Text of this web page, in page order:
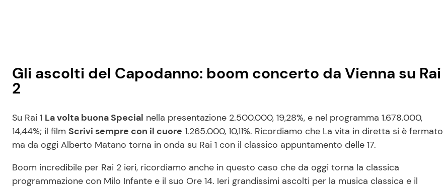
Gli ascolti del Capodanno: boom concerto da Vienna su Rai
2
Su Rai 1 La volta buona Special nella presentazione 2.500.000, 19,28%, e nel programma 1.678.000,
14,44%; il film Scrivi sempre con il cuore 1.265.000, 10,11%. Ricordiamo che La vita in diretta si è fermato
ma da oggi Alberto Matano torna in onda su Rai 1 con il classico appuntamento delle 17.
Boom incredibile per Rai 2 ieri, ricordiamo anche in questo caso che da oggi torna la classica
programmazione con Milo Infante e il suo Ore 14. Ieri grandissimi ascolti per la musica classica e il